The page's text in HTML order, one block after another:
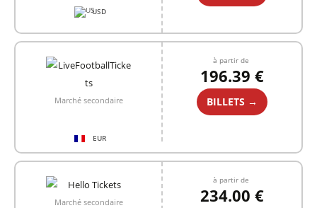
USD
Marché secondaire
EUR
à partir de
196.39 €
BILLETS →
Marché secondaire
à partir de
234.00 €